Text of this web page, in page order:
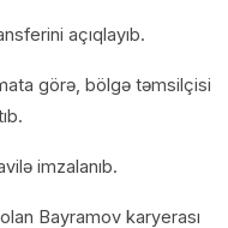
açıqlayıb.
görə, bölgə təmsilçisi
imzalanıb.
Bayramov karyerası